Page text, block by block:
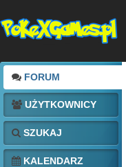
FORUM
UŻYTKOWNICY
SZUKAJ
KALENDARZ